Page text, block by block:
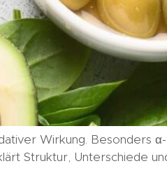
Wirkung.
Struktur, Unterschiede